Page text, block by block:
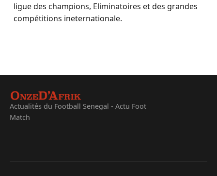
ligue des champions, Eliminatoires et des grandes
compétitions ineternationale.
Actualités du Football Senegal - Actu Foot
Match